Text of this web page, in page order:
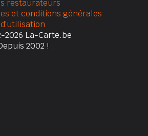
restaurateurs
et conditions générales
d'utilisation
2026 La-Carte.be
2002 !